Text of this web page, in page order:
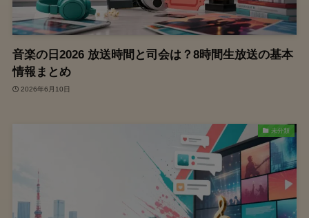
音楽の日2026 放送時間と司会は？8時間生放送の基本
情報まとめ
2026年6月10日
未分類